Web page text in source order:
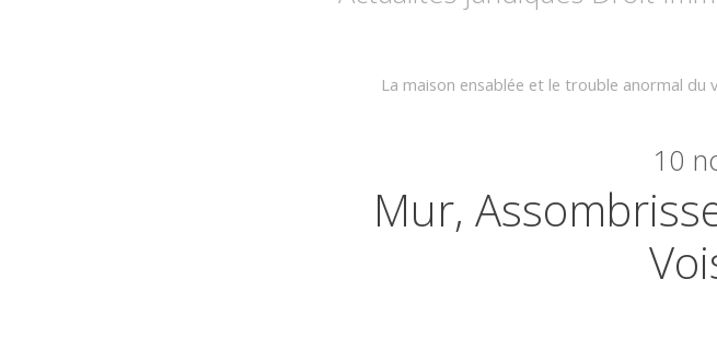
La maison ensablée et le trouble anormal du
10
Mur,